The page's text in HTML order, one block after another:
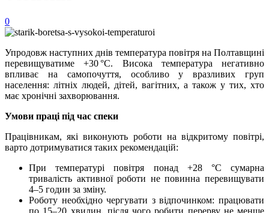
0
Упродовж наступних днів температура повітря на Полтавщині
перевищуватиме +30 °C. Висока температура негативно
впливає на самопочуття, особливо у вразливих груп
населення: літніх людей, дітей, вагітних, а також у тих, хто
має хронічні захворювання.
Умови праці під час спеки
Працівникам, які виконують роботи на відкритому повітрі,
варто дотримуватися таких рекомендацій:
При температурі повітря понад +28 °C сумарна
тривалість активної роботи не повинна перевищувати
4–5 годин за зміну.
Роботу необхідно чергувати з відпочинком: працювати
по 15–20 хвилин, після чого робити перерву не менше